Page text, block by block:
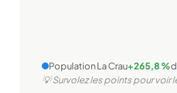
Population La Crau+265,8 %
💡 Survolez les points pour voir